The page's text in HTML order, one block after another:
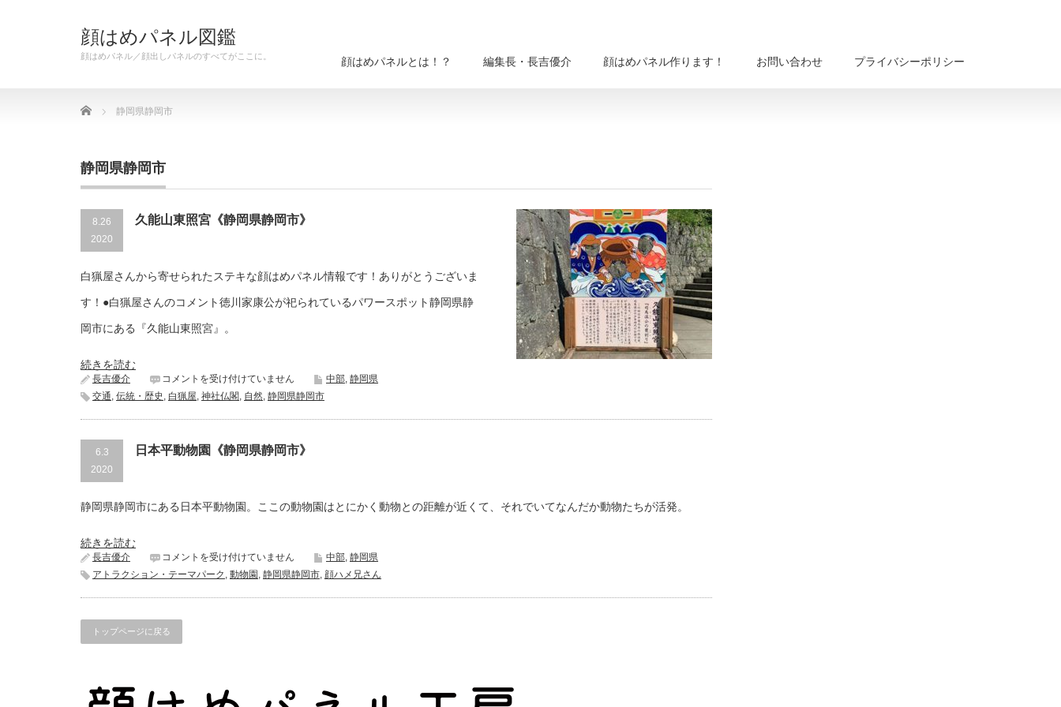
顔はめパネル図鑑
顔はめパネル／顔出しパネルのすべてがここに。 顔はめパネルとは！？ 編集長・長吉優介 顔はめパネル作ります！ お問い合わせ プライバシーポリシー
Home 静岡県静岡市
静岡県静岡市
8.26
2020
久能山東照宮《静岡県静岡市》
白猟屋さんから寄せられたステキな顔はめパネル情報です！ありがとうございま
す！●白猟屋さんのコメント徳川家康公が祀られているパワースポット静岡県静
岡市にある『久能山東照宮』。
続きを読む
長吉優介
久
能
東
宮
《静
岡
コメントを受け付けていません 中部, 静岡県
交通, 伝統・歴史 , 白猟屋, 神社仏閣, 自然, 静岡県静岡市
6.3
2020
日本平動物園《静岡県静岡市》
静岡県静岡市にある日本平動物園。ここの動物園はとにかく動物との距離が近くて、それでいてなんだか動物たちが活発。
続きを読む
長吉優介
日
本
動
《静
岡
市》
コメントを受け付けていません 中部, 静岡県
アトラクション・テーマパーク , 動物園 , 静岡県静岡市, 顔ハメ兄さん
トップページに戻る